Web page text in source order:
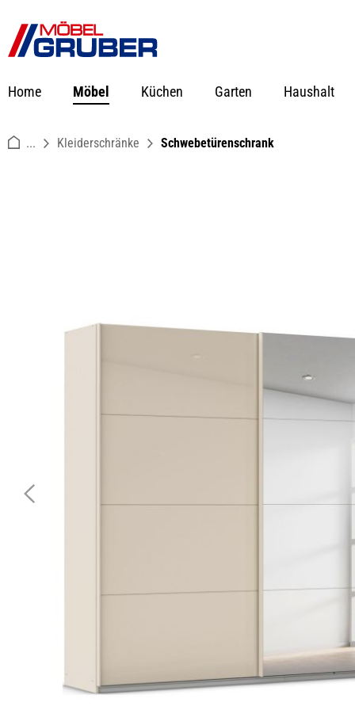
Zur Hauptnavigation springen
Home Möbel Küchen Garten Haushalt
... Kleiderschränke Schwebetürenschrank